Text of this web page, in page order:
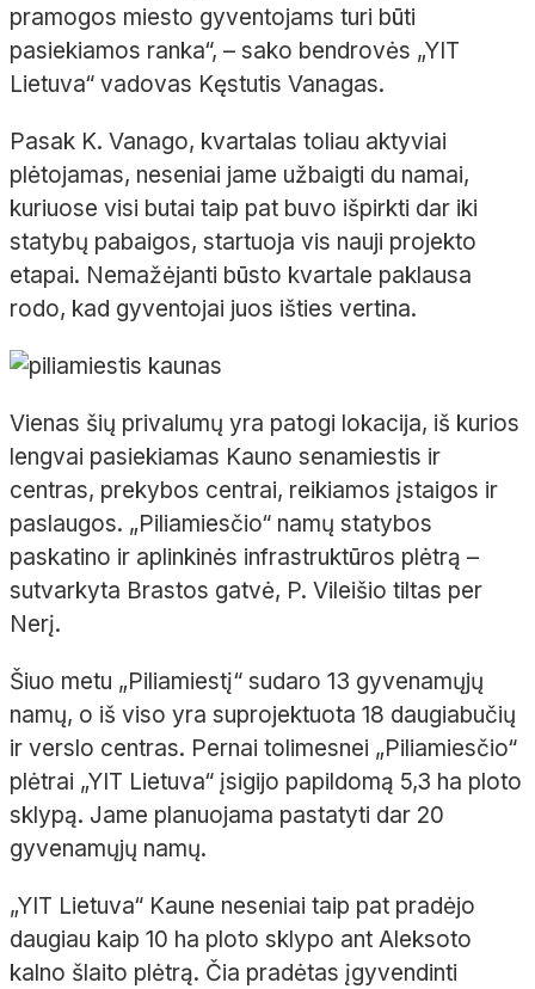
pramogos miesto gyventojams turi būti
pasiekiamos ranka“, – sako bendrovės „YIT
Lietuva“ vadovas Kęstutis Vanagas.
Pasak K. Vanago, kvartalas toliau aktyviai
plėtojamas, neseniai jame užbaigti du namai,
kuriuose visi butai taip pat buvo išpirkti dar iki
statybų pabaigos, startuoja vis nauji projekto
etapai. Nemažėjanti būsto kvartale paklausa
rodo, kad gyventojai juos išties vertina.
Vienas šių privalumų yra patogi lokacija, iš kurios
lengvai pasiekiamas Kauno senamiestis ir
centras, prekybos centrai, reikiamos įstaigos ir
paslaugos. „Piliamiesčio“ namų statybos
paskatino ir aplinkinės infrastruktūros plėtrą –
sutvarkyta Brastos gatvė, P. Vileišio tiltas per
Nerį.
Šiuo metu „Piliamiestį“ sudaro 13 gyvenamųjų
namų, o iš viso yra suprojektuota 18 daugiabučių
ir verslo centras. Pernai tolimesnei „Piliamiesčio“
plėtrai „YIT Lietuva“ įsigijo papildomą 5,3 ha ploto
sklypą. Jame planuojama pastatyti dar 20
gyvenamųjų namų.
„YIT Lietuva“ Kaune neseniai taip pat pradėjo
daugiau kaip 10 ha ploto sklypo ant Aleksoto
kalno šlaito plėtrą. Čia pradėtas įgyvendinti